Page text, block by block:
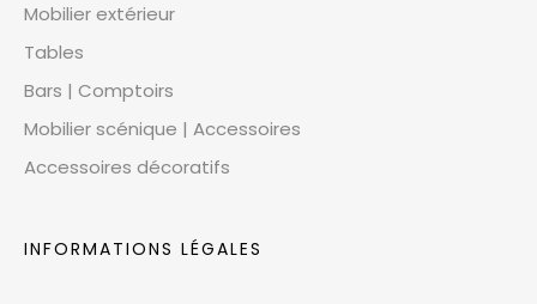
Mobilier extérieur
Tables
Bars | Comptoirs
Mobilier scénique | Accessoires
Accessoires décoratifs
INFORMATIONS LÉGALES